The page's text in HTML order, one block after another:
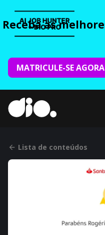
Receba as
MATRICULE-SE AGORA
Lista de conteúdos